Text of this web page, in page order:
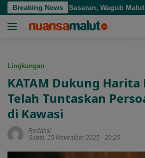
Langsung
ke
Breaking News
Tepat Sasaran, Wagub Malut
Lingkungan
KATAM Dukung
Telah Tuntaskan
di Kawasi
Redaksi
Sabtu, 15 November 2025 - 20:25